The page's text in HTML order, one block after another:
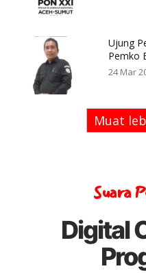
Ujung
Pemko
24 Mar
Muat
Suara
Digital